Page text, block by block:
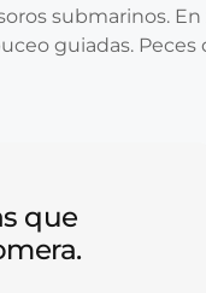
submarinos.
guiadas.
que